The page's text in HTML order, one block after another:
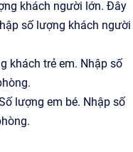
khách người lớn. Đây
số lượng khách người
khách trẻ em. Nhập số
lượng em bé. Nhập số